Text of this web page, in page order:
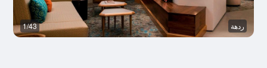
ردهة 1/43